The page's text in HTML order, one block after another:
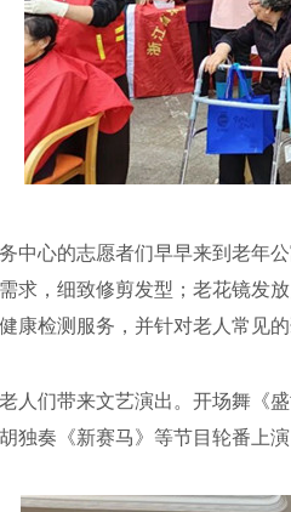
心的志愿者们早早来到老年公
求，细致修剪发型；老花镜发
康检测服务，并针对老人常见
们带来文艺演出。开场舞《盛
独奏《新赛马》等节目轮番上